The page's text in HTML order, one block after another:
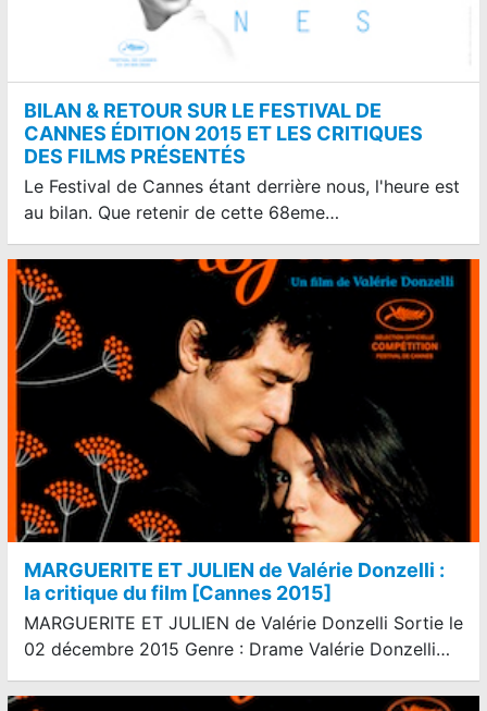
BILAN & RETOUR SUR LE FESTIVAL DE
CANNES ÉDITION 2015 ET LES CRITIQUES
DES FILMS PRÉSENTÉS
Le Festival de Cannes étant derrière nous, l'heure est
au bilan. Que retenir de cette 68eme…
MARGUERITE ET JULIEN de Valérie Donzelli :
la critique du film [Cannes 2015]
MARGUERITE ET JULIEN de Valérie Donzelli Sortie le
02 décembre 2015 Genre : Drame Valérie Donzelli…